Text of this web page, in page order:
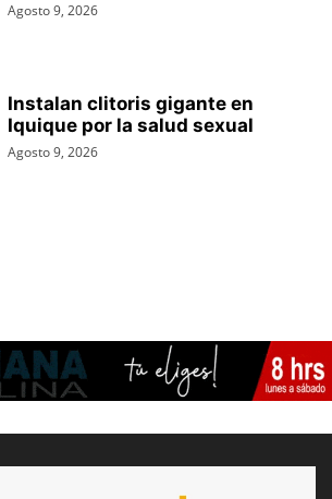
Agosto 9, 2026
Instalan clitoris gigante en
Iquique por la salud sexual
Agosto 9, 2026